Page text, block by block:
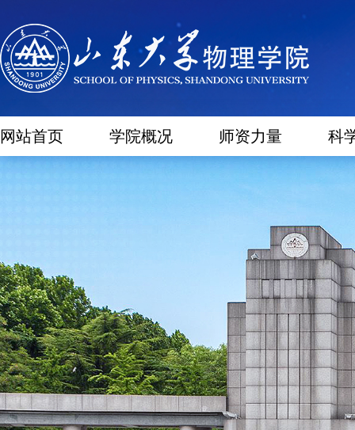
网站首页 学院概况 师资力量 科